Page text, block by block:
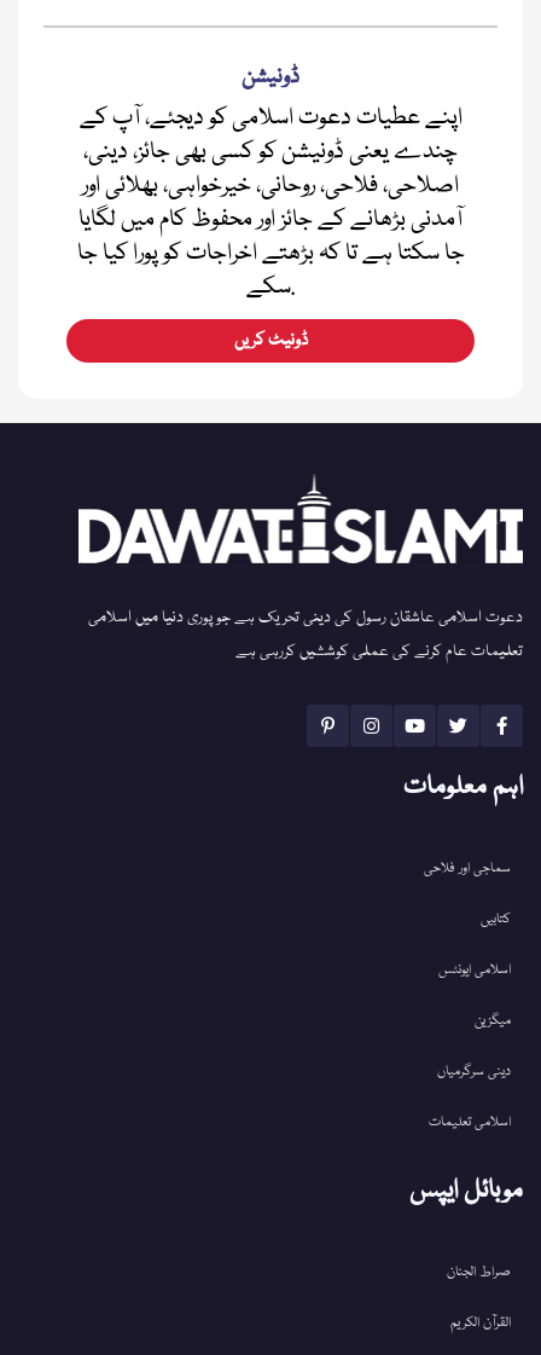
ڈونیشن
اپنے عطیات دعوت اسلامی کو دیجئے، آپ کے
چندے یعنی ڈونیشن کو کسی بھی جائز، دینی،
اصلاحی، فلاحی، روحانی، خیرخواہی، بھلائی اور
آمدنی بڑھانے کے جائز اور محفوظ کام میں لگایا
جا سکتا ہے تا کہ بڑھتے اخراجات کو پورا کیا جا
سکے.
ڈونیٹ کریں
دعوت اسلامی عاشقان رسول کی دینی تحریک ہے جو پوری دنیا میں اسلامی
تعلیمات عام کرنے کی عملی کوششیں کررہی ہے
اہم معلومات
سماجی اور فلاحی
کتابیں
اسلامی ایونٹس
میگزین
دینی سرگرمیاں
اسلامی تعلیمات
موبائل ایپس
صراط الجنان
القرآن الکریم